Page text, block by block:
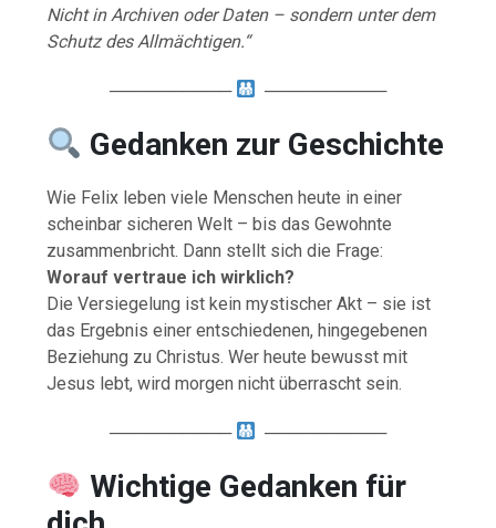
Nicht in Archiven oder Daten – sondern unter dem
Schutz des Allmächtigen.“
────────── ──────────
Gedanken zur Geschichte
Wie Felix leben viele Menschen heute in einer
scheinbar sicheren Welt – bis das Gewohnte
zusammenbricht. Dann stellt sich die Frage:
Worauf vertraue ich wirklich?
Die Versiegelung ist kein mystischer Akt – sie ist
das Ergebnis einer entschiedenen, hingegebenen
Beziehung zu Christus. Wer heute bewusst mit
Jesus lebt, wird morgen nicht überrascht sein.
────────── ──────────
Wichtige Gedanken für